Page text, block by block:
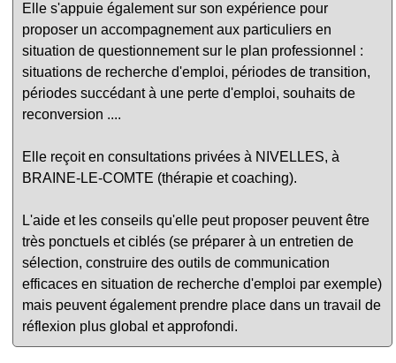
Elle s'appuie également sur son expérience pour
proposer un accompagnement aux particuliers en
situation de questionnement sur le plan professionnel :
situations de recherche d'emploi, périodes de transition,
périodes succédant à une perte d'emploi, souhaits de
reconversion ....
Elle reçoit en consultations privées à NIVELLES, à
BRAINE-LE-COMTE (thérapie et coaching).
L'aide et les conseils qu'elle peut proposer peuvent être
très ponctuels et ciblés (se préparer à un entretien de
sélection, construire des outils de communication
efficaces en situation de recherche d'emploi par exemple)
mais peuvent également prendre place dans un travail de
réflexion plus global et approfondi.